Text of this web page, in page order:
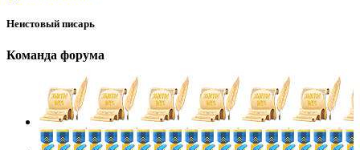
Неистовый писарь
Команда форума